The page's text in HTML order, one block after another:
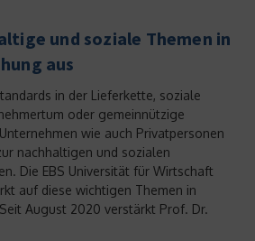
und soziale Themen in
aus
in der Lieferkette, soziale
oder gemeinnützige
wie auch Privatpersonen
nachhaltigen und sozialen
Die EBS Universität für Wirtschaft
auf diese wichtigen Themen in
August 2020 verstärkt Prof. Dr.